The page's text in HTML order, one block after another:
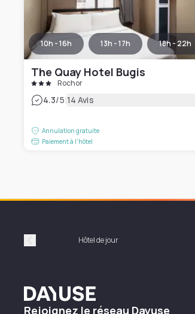
10h - 16h 13h - 17h 18h - 22h
The Quay Hotel Bugis
Rochor
4.3/5|14 Avis
Annulation gratuite
Paiement à l'hôtel
Précédent Hôtel de jour
Dayuse
Rejoignez le réseau Dayuse